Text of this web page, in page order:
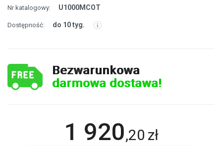
Nr katalogowy: U1000MCOT
Dostępność: do 10 tyg.
Bezwarunkowa
darmowa dostawa!
1 920,20 zł